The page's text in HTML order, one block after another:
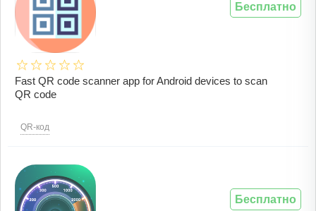
Fast QR code scanner app for Android devices to scan
QR code
QR-код
Бесплатно
Бесплатно